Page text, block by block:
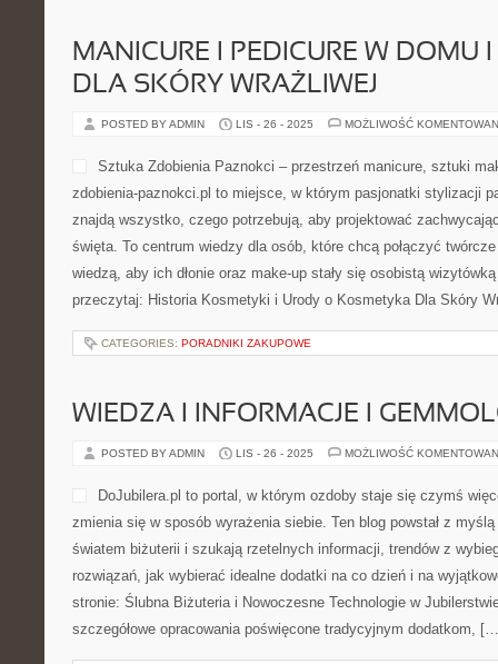
MANICURE I PEDICURE W DOMU
DLA SKÓRY WRAŻLIWEJ
POSTED BY ADMIN LIS - 26 - 2025 MOŻLIWOŚĆ
Sztuka Zdobienia Paznokci – przestrzeń manicure, sztuki
zdobienia-paznokci.pl to miejsce, w którym pasjonatki stylizacji
znajdą wszystko, czego potrzebują, aby projektować
święta. To centrum wiedzy dla osób, które chcą połączyć
wiedzą, aby ich dłonie oraz make-up stały się osobistą
przeczytaj: Historia Kosmetyki i Urody o Kosmetyka Dla Skóry
CATEGORIES: PORADNIKI ZAKUPOWE
WIEDZA I INFORMACJE I
POSTED BY ADMIN LIS - 26 - 2025 MOŻLIWOŚĆ
DoJubilera.pl to portal, w którym ozdoby staje się czymś
zmienia się w sposób wyrażenia siebie. Ten blog powstał z
światem biżuterii i szukają rzetelnych informacji, trendów z
rozwiązań, jak wybierać idealne dodatki na co dzień i na
stronie: Ślubna Biżuteria i Nowoczesne Technologie w
szczegółowe opracowania poświęcone tradycyjnym dodatkom,